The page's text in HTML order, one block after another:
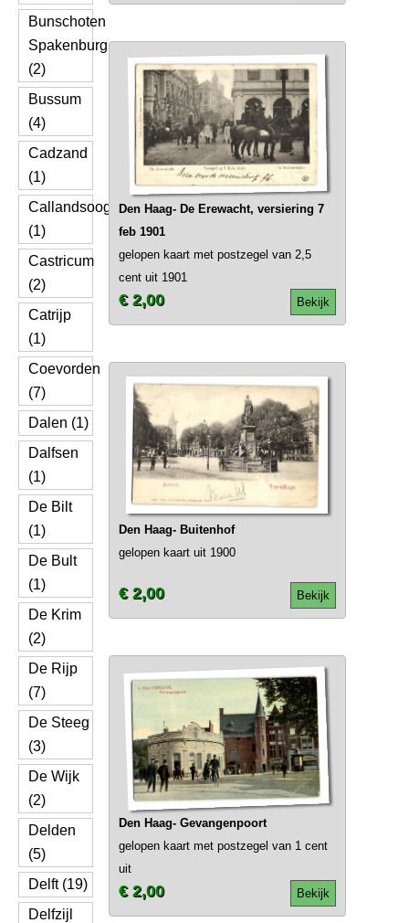
Bunschoten
Spakenburg
(2)
Bussum
(4)
Cadzand
(1)
Callandsoog
(1)
Castricum
(2)
Catrijp
(1)
Coevorden
(7)
Dalen (1)
Dalfsen
(1)
De Bilt
(1)
De Bult
(1)
De Krim
(2)
De Rijp
(7)
De Steeg
(3)
De Wijk
(2)
Delden
(5)
Delft (19)
Delfzijl
Den Haag- De Erewacht, versiering 7
feb 1901
gelopen kaart met postzegel van 2,5
cent uit 1901
Bekijk
€ 2,00
Den Haag- Buitenhof
gelopen kaart uit 1900
Bekijk
€ 2,00
Den Haag- Gevangenpoort
gelopen kaart met postzegel van 1 cent
uit
Bekijk
€ 2,00